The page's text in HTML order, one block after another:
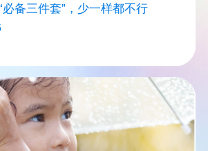
备三件套”，少一样都不行